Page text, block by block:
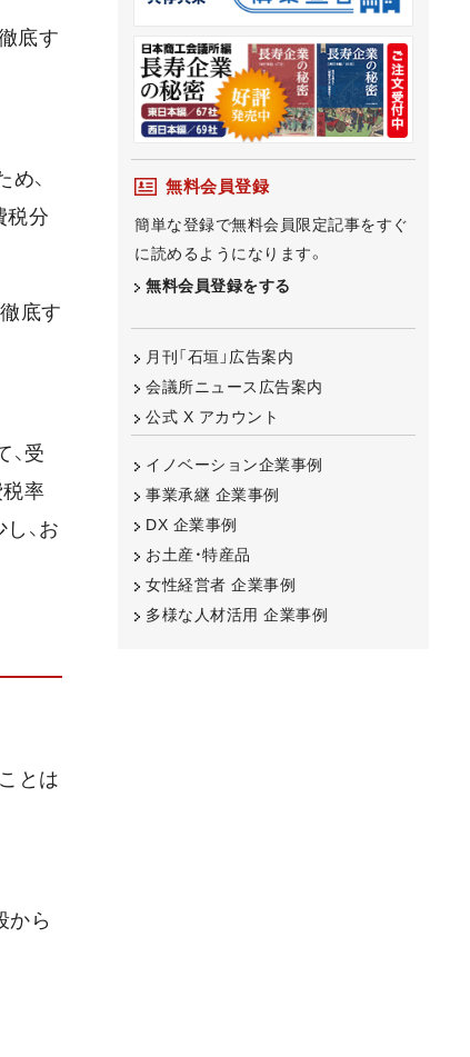
底す
、
税分
底す
受
率
、お
とは
から
無料会員登録
簡単な登録で無料会員限定記事をすぐ
に読めるようになります。
無料会員登録をする
月刊「石垣」広告案内
会議所ニュース広告案内
公式 X アカウント
イノベーション企業事例
事業承継 企業事例
DX 企業事例
お土産・特産品
女性経営者 企業事例
多様な人材活用 企業事例